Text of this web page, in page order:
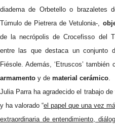
diadema de Orbetello o brazaletes
Túmulo de Pietrera de Vetulonia-,
de la necrópolis de Crocefisso del
entre las que destaca un conjunto
Fiésole. Además, ‘Etruscos’ también
armamento y de material cerámico.
Julia Parra ha agradecido el trabajo
y ha valorado “el papel que una vez
extraordinaria de entendimiento,